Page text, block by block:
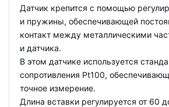
Датчик крепится с помощью
и пружины, обеспечивающей
контакт между металлическими
и датчика.
В этом датчике используется
сопротивления Pt100,
точное измерение.
Длина вставки регулируется от 60